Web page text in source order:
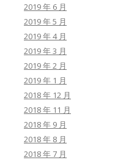
2019 年 6 月
2019 年 5 月
2019 年 4 月
2019 年 3 月
2019 年 2 月
2019 年 1 月
2018 年 12 月
2018 年 11 月
2018 年 9 月
2018 年 8 月
2018 年 7 月